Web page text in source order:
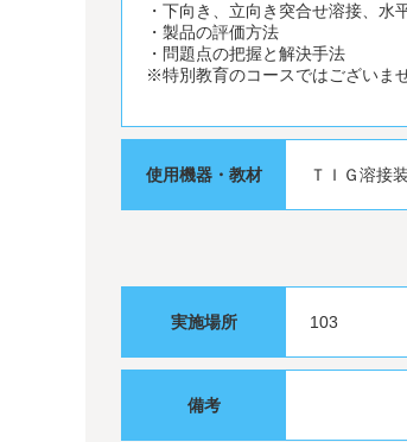
・下向き、立向き突合せ溶接、水
・製品の評価方法
・問題点の把握と解決手法
※特別教育のコースではございま
使用機器・教材 ＴＩＧ溶接
実施場所 103
備考